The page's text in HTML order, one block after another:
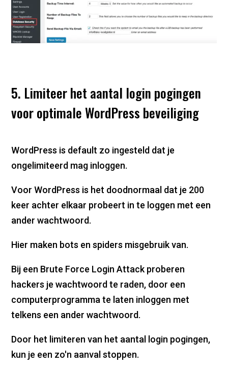
5. Limiteer het aantal login pogingen
voor optimale WordPress beveiliging
WordPress is default zo ingesteld dat je
ongelimiteerd mag inloggen.
Voor WordPress is het doodnormaal dat je 200
keer achter elkaar probeert in te loggen met een
ander wachtwoord.
Hier maken bots en spiders misgebruik van.
Bij een Brute Force Login Attack proberen
hackers je wachtwoord te raden, door een
computerprogramma te laten inloggen met
telkens een ander wachtwoord.
Door het limiteren van het aantal login pogingen,
kun je een zo'n aanval stoppen.